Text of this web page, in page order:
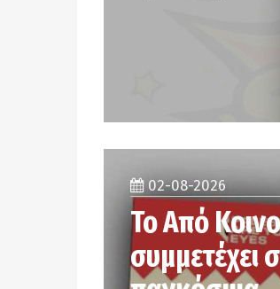
02-08-2026
Το Από
συμμετέχει